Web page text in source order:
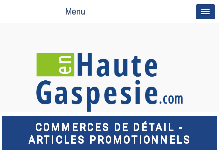
Menu
COMMERCES DE DÉTAIL -
ARTICLES PROMOTIONNELS